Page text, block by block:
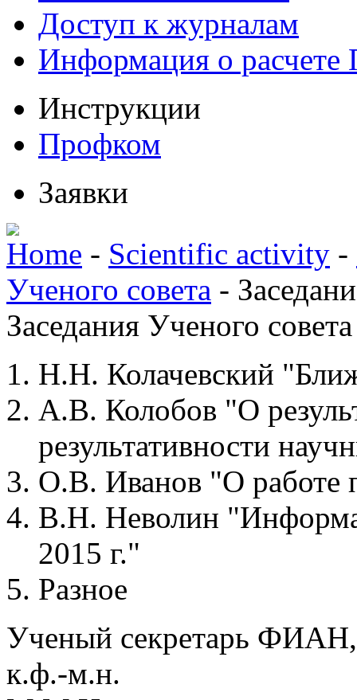
Доступ к журналам
Информация о
Инструкции
Профком
Заявки
Home - Scientific activity -
Ученого совета -
Заседания Ученого
Н.Н. Колачевский
А.В. Колобов "О
результативности
О.В. Иванов "О
В.Н. Неволин
2015 г."
Разное
Ученый секретарь ФИАН,
к.ф.-м.н.